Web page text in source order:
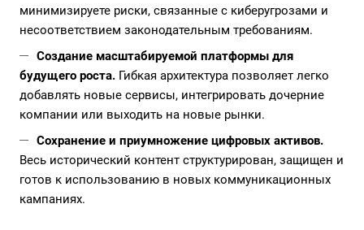
минимизируете риски, связанные с киберугрозами и
несоответствием законодательным требованиям.
Создание масштабируемой платформы для
будущего роста. Гибкая архитектура позволяет легко
добавлять новые сервисы, интегрировать дочерние
компании или выходить на новые рынки.
Сохранение и приумножение цифровых активов.
Весь исторический контент структурирован, защищен и
готов к использованию в новых коммуникационных
кампаниях.